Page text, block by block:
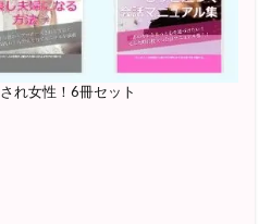
れ女性！6冊セット